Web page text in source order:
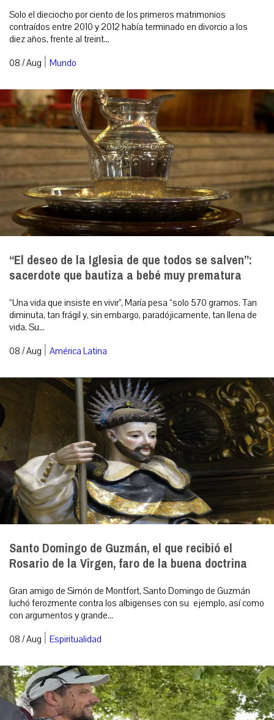
Solo el dieciocho por ciento de los primeros matrimonios
contraídos entre 2010 y 2012 había terminado en divorcio a los
diez años, frente al treint...
08 / Aug | Mundo
“El deseo de la Iglesia de que todos se salven”:
sacerdote que bautiza a bebé muy prematura
“Una vida que insiste en vivir”, María pesa “solo 570 gramos. Tan
diminuta, tan frágil y, sin embargo, paradójicamente, tan llena de
vida. Su...
08 / Aug | América Latina
Santo Domingo de Guzmán, el que recibió el
Rosario de la Virgen, faro de la buena doctrina
Gran amigo de Simón de Montfort, Santo Domingo de Guzmán
luchó ferozmente contra los albigenses con su ejemplo, así como
con argumentos y grande...
08 / Aug | Espiritualidad